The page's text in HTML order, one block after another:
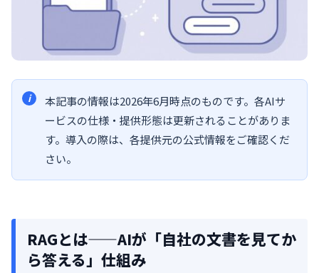
本記事の情報は2026年6月時点のものです。各AIサ
ービスの仕様・提供形態は更新されることがありま
す。導入の際は、各提供元の公式情報をご確認くだ
さい。
RAGとは——AIが「自社の文書を見てか
ら答える」仕組み